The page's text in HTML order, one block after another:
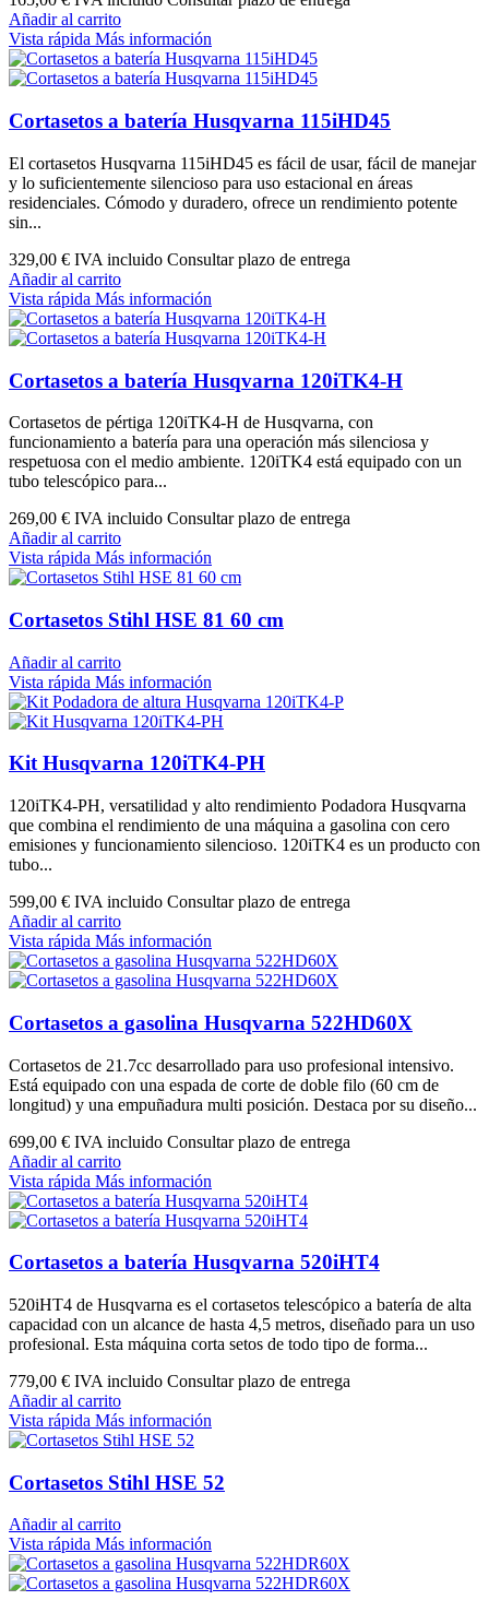
Añadir al carrito
Vista rápida Más información
Cortasetos a batería Husqvarna 115iHD45
El cortasetos Husqvarna 115iHD45 es fácil de usar, fácil de manejar
y lo suficientemente silencioso para uso estacional en áreas
residenciales. Cómodo y duradero, ofrece un rendimiento potente
sin...
329,00 € IVA incluido Consultar plazo de entrega
Añadir al carrito
Vista rápida Más información
Cortasetos a batería Husqvarna 120iTK4-H
Cortasetos de pértiga 120iTK4-H de Husqvarna, con
funcionamiento a batería para una operación más silenciosa y
respetuosa con el medio ambiente. 120iTK4 está equipado con un
tubo telescópico para...
269,00 € IVA incluido Consultar plazo de entrega
Añadir al carrito
Vista rápida Más información
Cortasetos Stihl HSE 81 60 cm
Añadir al carrito
Vista rápida Más información
Kit Husqvarna 120iTK4-PH
120iTK4-PH, versatilidad y alto rendimiento Podadora Husqvarna
que combina el rendimiento de una máquina a gasolina con cero
emisiones y funcionamiento silencioso. 120iTK4 es un producto con
tubo...
599,00 € IVA incluido Consultar plazo de entrega
Añadir al carrito
Vista rápida Más información
Cortasetos a gasolina Husqvarna 522HD60X
Cortasetos de 21.7cc desarrollado para uso profesional intensivo.
Está equipado con una espada de corte de doble filo (60 cm de
longitud) y una empuñadura multi posición. Destaca por su diseño...
699,00 € IVA incluido Consultar plazo de entrega
Añadir al carrito
Vista rápida Más información
Cortasetos a batería Husqvarna 520iHT4
520iHT4 de Husqvarna es el cortasetos telescópico a batería de alta
capacidad con un alcance de hasta 4,5 metros, diseñado para un uso
profesional. Esta máquina corta setos de todo tipo de forma...
779,00 € IVA incluido Consultar plazo de entrega
Añadir al carrito
Vista rápida Más información
Cortasetos Stihl HSE 52
Añadir al carrito
Vista rápida Más información